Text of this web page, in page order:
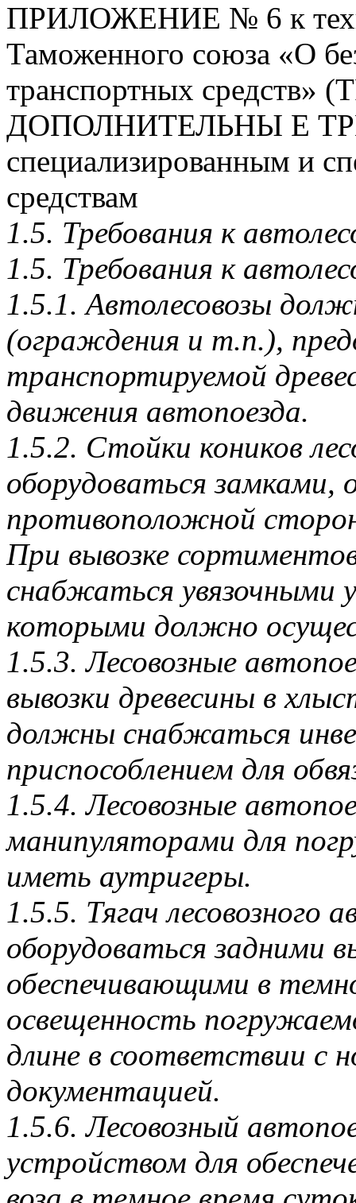
ПРИЛОЖЕНИЕ № 6 к
Таможенного союза «О
транспортных средств»
ДОПОЛНИТЕЛЬНЫ Е
специализированным и
средствам
1.5. Требования к
1.5. Требования к
1.5.1. Автолесовозы
(ограждения и т.п.),
транспортируемой
движения автопоезда.
1.5.2. Стойки коников
оборудоваться
противоположной
При вывозке
снабжаться увязочными
которыми должно
1.5.3. Лесовозные
вывозки древесины в
должны снабжаться
приспособлением для
1.5.4. Лесовозные
манипуляторами для
иметь аутригеры.
1.5.5. Тягач лесовозного
оборудоваться
обеспечивающими в
освещенность
длине в соответствии с
документацией.
1.5.6. Лесовозный
устройством для